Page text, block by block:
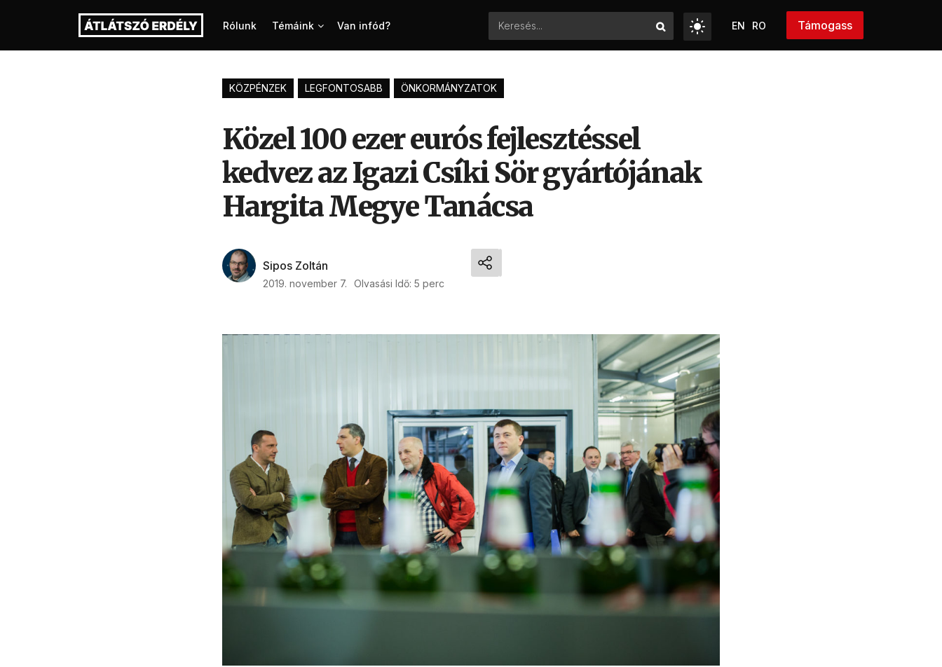
Rólunk Témáink Van infód? EN RO Támogass
KÖZPÉNZEK LEGFONTOSABB ÖNKORMÁNYZATOK
Közel 100 ezer eurós fejlesztéssel
kedvez az Igazi Csíki Sör gyártójának
Hargita Megye Tanácsa
Sipos Zoltán
2019. november 7. Olvasási Idő: 5 perc